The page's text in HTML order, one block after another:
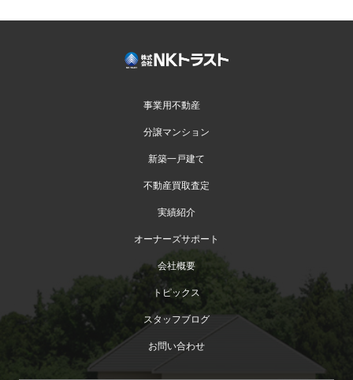
事業用不動産
分譲マンション
新築一戸建て
不動産買取査定
実績紹介
オーナーズサポート
会社概要
トピックス
スタッフブログ
お問い合わせ